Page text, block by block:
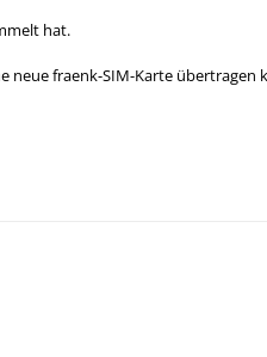
hat.
neue fraenk-SIM-Karte übertragen